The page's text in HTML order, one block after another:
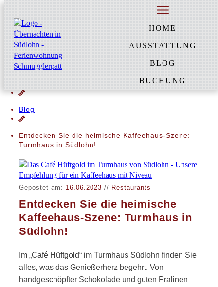
HOME
AUSSTATTUNG
BLOG
BUCHUNG
Blog
Entdecken Sie die heimische Kaffeehaus-Szene:
Turmhaus in Südlohn!
Gepostet am: 16.06.2023 // Restaurants
Entdecken Sie die heimische
Kaffeehaus-Szene: Turmhaus in
Südlohn!
Im „Café Hüftgold“ im Turmhaus Südlohn finden Sie
alles, was das Genießerherz begehrt. Von
handgeschöpfter Schokolade und guten Pralinen